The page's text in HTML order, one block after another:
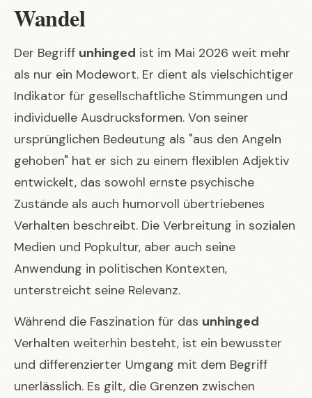
Wandel
Der Begriff unhinged ist im Mai 2026 weit mehr
als nur ein Modewort. Er dient als vielschichtiger
Indikator für gesellschaftliche Stimmungen und
individuelle Ausdrucksformen. Von seiner
ursprünglichen Bedeutung als "aus den Angeln
gehoben" hat er sich zu einem flexiblen Adjektiv
entwickelt, das sowohl ernste psychische
Zustände als auch humorvoll übertriebenes
Verhalten beschreibt. Die Verbreitung in sozialen
Medien und Popkultur, aber auch seine
Anwendung in politischen Kontexten,
unterstreicht seine Relevanz.
Während die Faszination für das unhinged
Verhalten weiterhin besteht, ist ein bewusster
und differenzierter Umgang mit dem Begriff
unerlässlich. Es gilt, die Grenzen zwischen